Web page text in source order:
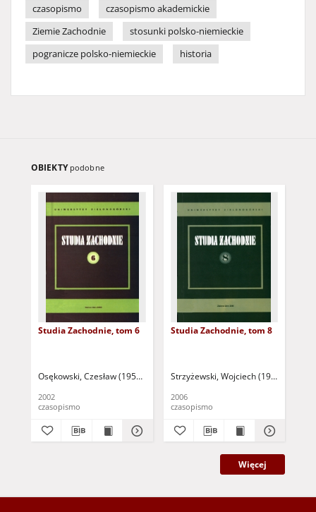
czasopismo
czasopismo akademickie
Ziemie Zachodnie
stosunki polsko-niemieckie
pogranicze polsko-niemieckie
historia
OBIEKTY podobne
Studia Zachodnie, tom 6
Osękowski, Czesław (1952- ) - red. Mańczak, Witold Malinowski,
2002
czasopismo
Studia Zachodnie, tom 8
Strzyżewski, Wojciech (1960- ) - red.
2006
czasopismo
Więcej